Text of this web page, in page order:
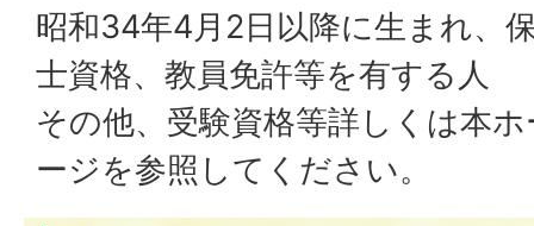
昭和34年4月2日以降に生まれ、
士資格、教員免許等を有する人
その他、受験資格等詳しくは本
ージを参照してください。